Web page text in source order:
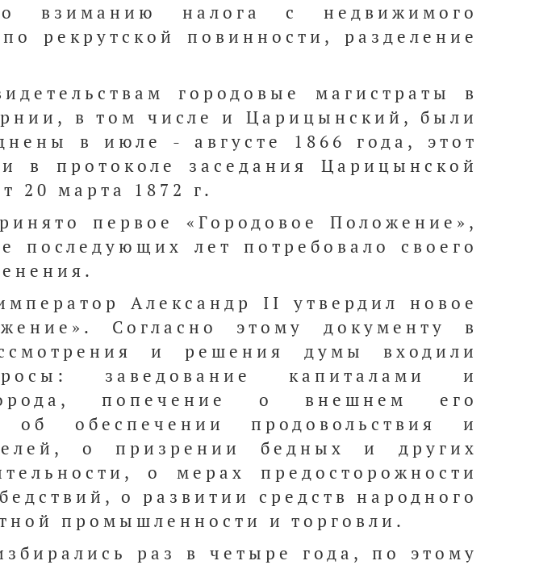
взиманию налога с недвижимого
рекрутской повинности, разделение
городовые магистраты в
в том числе и Царицынский, были
в июле - августе 1866 года, этот
в протоколе заседания Царицынской
20 марта 1872 г.
первое «Городовое Положение»,
последующих лет потребовало своего
Александр II утвердил новое
Согласно этому документу в
и решения думы входили
заведование капиталами и
попечение о внешнем его
об обеспечении продовольствия и
о призрении бедных и других
о мерах предосторожности
о развитии средств народного
промышленности и торговли.
раз в четыре года, по этому